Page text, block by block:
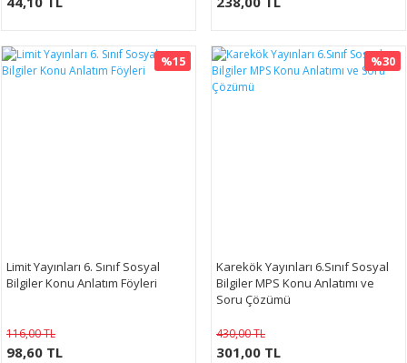
%15
Limit Yayınları 6. Sınıf Sosyal
Bilgiler Konu Anlatım Föyleri
116,00 TL
98,60 TL
%30
Karekök Yayınları 6.Sınıf Sosyal
Bilgiler MPS Konu Anlatımı ve
Soru Çözümü
430,00 TL
301,00 TL